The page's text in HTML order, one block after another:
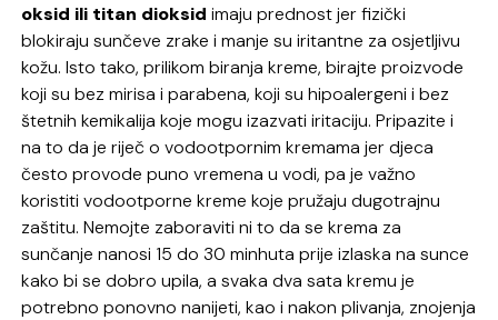
oksid ili titan dioksid imaju prednost jer fizički
blokiraju sunčeve zrake i manje su iritantne za osjetljivu
kožu. Isto tako, prilikom biranja kreme, birajte proizvode
koji su bez mirisa i parabena, koji su hipoalergeni i bez
štetnih kemikalija koje mogu izazvati iritaciju. Pripazite i
na to da je riječ o vodootpornim kremama jer djeca
često provode puno vremena u vodi, pa je važno
koristiti vodootporne kreme koje pružaju dugotrajnu
zaštitu. Nemojte zaboraviti ni to da se krema za
sunčanje nanosi 15 do 30 minhuta prije izlaska na sunce
kako bi se dobro upila, a svaka dva sata kremu je
potrebno ponovno nanijeti, kao i nakon plivanja, znojenja